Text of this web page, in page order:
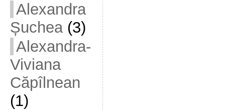
Alexandra
Șuchea(3)
Alexandra-
Viviana
Căpîlnean
(1)